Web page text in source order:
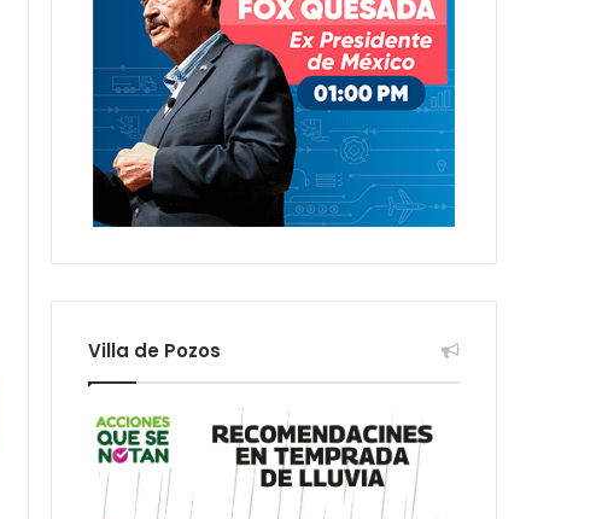
Villa de Pozos